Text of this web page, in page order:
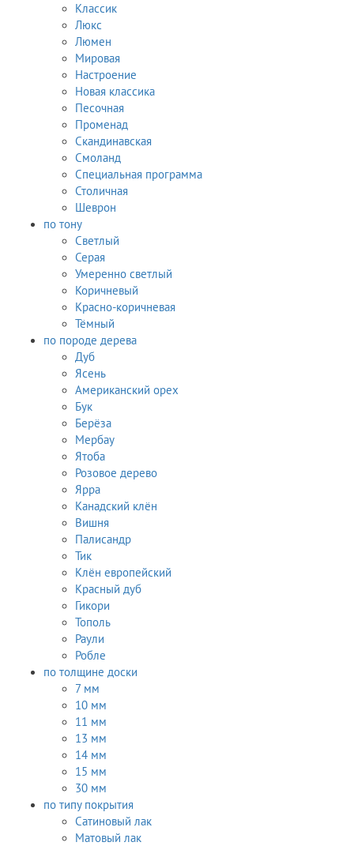
Классик
Люкс
Люмен
Мировая
Настроение
Новая классика
Песочная
Променад
Скандинавская
Смоланд
Специальная программа
Столичная
Шеврон
по тону
Светлый
Серая
Умеренно светлый
Коричневый
Красно-коричневая
Тёмный
по породе дерева
Дуб
Ясень
Американский орех
Бук
Берёза
Мербау
Ятоба
Розовое дерево
Ярра
Канадский клён
Вишня
Палисандр
Тик
Клён европейский
Красный дуб
Гикори
Тополь
Раули
Робле
по толщине доски
7 мм
10 мм
11 мм
13 мм
14 мм
15 мм
30 мм
по типу покрытия
Сатиновый лак
Матовый лак